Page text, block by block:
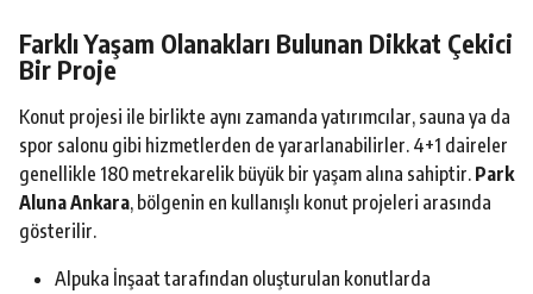
Farklı Yaşam Olanakları Bulunan Dikkat Çekici
Bir Proje
Konut projesi ile birlikte aynı zamanda yatırımcılar, sauna ya da
spor salonu gibi hizmetlerden de yararlanabilirler. 4+1 daireler
genellikle 180 metrekarelik büyük bir yaşam alına sahiptir. Park
Aluna Ankara, bölgenin en kullanışlı konut projeleri arasında
gösterilir.
Alpuka İnşaat tarafından oluşturulan konutlarda